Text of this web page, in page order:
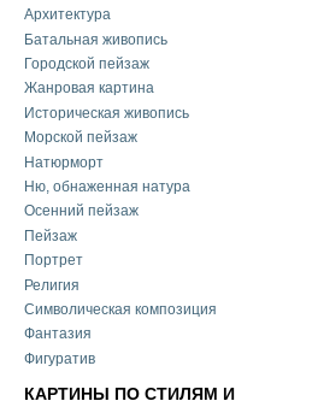
Архитектура
Батальная живопись
Городской пейзаж
Жанровая картина
Историческая живопись
Морской пейзаж
Натюрморт
Ню, обнаженная натура
Осенний пейзаж
Пейзаж
Портрет
Религия
Символическая композиция
Фантазия
Фигуратив
КАРТИНЫ ПО СТИЛЯМ И